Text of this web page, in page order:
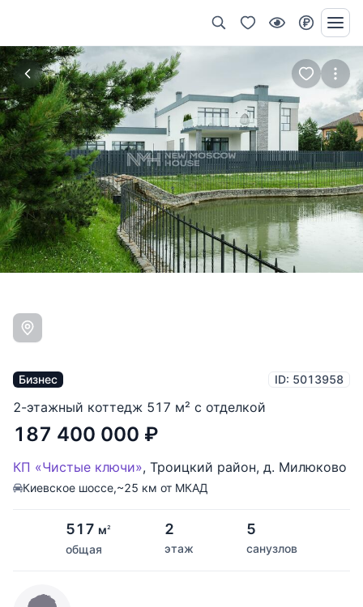
Бизнес ID: 5013958
2-этажный коттедж 517 м² с отделкой
187 400 000 ₽
КП «Чистые ключи», Троицкий район, д. Милюково
Киевское шоссе,~25 км от МКАД
517 м2
общая
2
этаж
5
санузлов